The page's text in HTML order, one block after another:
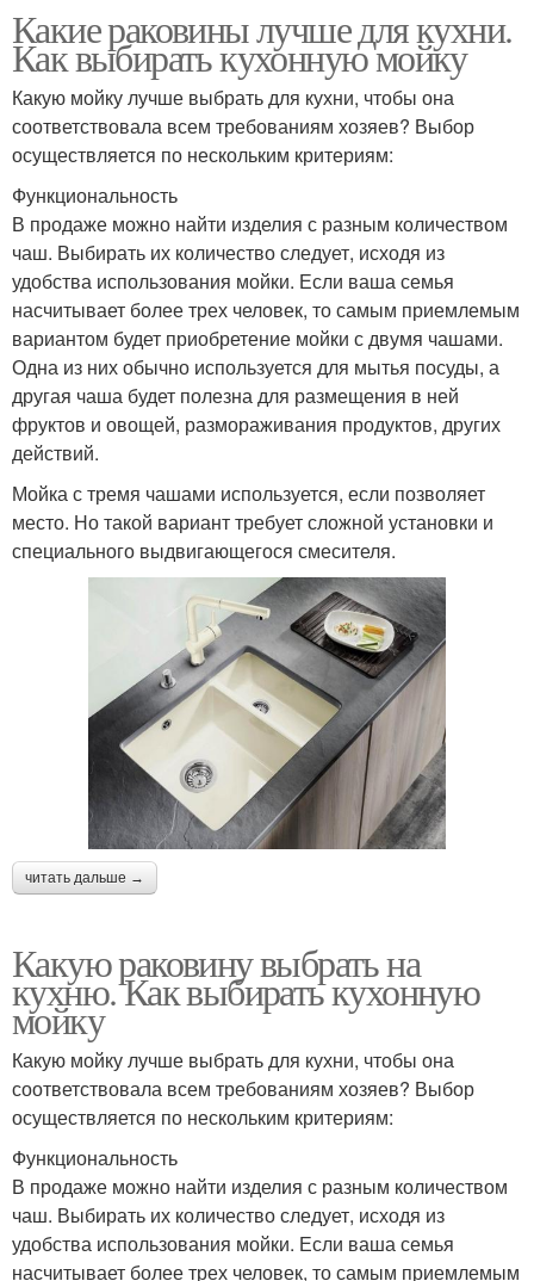
Какие раковины лучше для кухни.
Как выбирать кухонную мойку
Какую мойку лучше выбрать для кухни, чтобы она
соответствовала всем требованиям хозяев? Выбор
осуществляется по нескольким критериям:
Функциональность
В продаже можно найти изделия с разным количеством
чаш. Выбирать их количество следует, исходя из
удобства использования мойки. Если ваша семья
насчитывает более трех человек, то самым приемлемым
вариантом будет приобретение мойки с двумя чашами.
Одна из них обычно используется для мытья посуды, а
другая чаша будет полезна для размещения в ней
фруктов и овощей, размораживания продуктов, других
действий.
Мойка с тремя чашами используется, если позволяет
место. Но такой вариант требует сложной установки и
специального выдвигающегося смесителя.
читать дальше →
Какую раковину выбрать на
кухню. Как выбирать кухонную
мойку
Какую мойку лучше выбрать для кухни, чтобы она
соответствовала всем требованиям хозяев? Выбор
осуществляется по нескольким критериям:
Функциональность
В продаже можно найти изделия с разным количеством
чаш. Выбирать их количество следует, исходя из
удобства использования мойки. Если ваша семья
насчитывает более трех человек, то самым приемлемым